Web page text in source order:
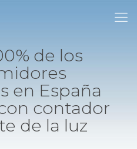
de los
en España
contador
de la luz